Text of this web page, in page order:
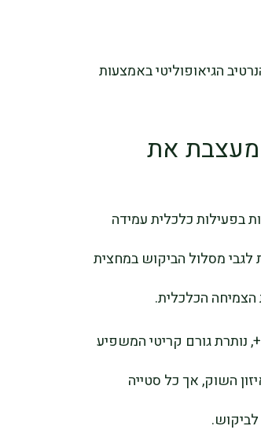
הגיאופוליטי באמצעות
מעצבת את
בפעילות כלכלית עמידה
לגבי מסלול הביקוש במחצית
הצמיחה הכלכלית.
במקביל, משמעת ההיצע בקרב יצרנים מרכזיים, כולל חברות OPEC+, נותרת גורם קריטי המשפיע
השוק, אך כל סטייה